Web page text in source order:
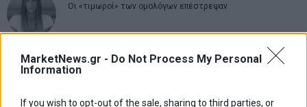
MarketNews.gr - Do Not Process My Personal
Information
If you wish to opt-out of the sale, sharing to third parties, or
Οι «τιμωροί» των ομολόγων επέστρεψαν
Εύη Φραγκάκη
Η αληθινή παιδεία ξεκινά από την ψυχή…